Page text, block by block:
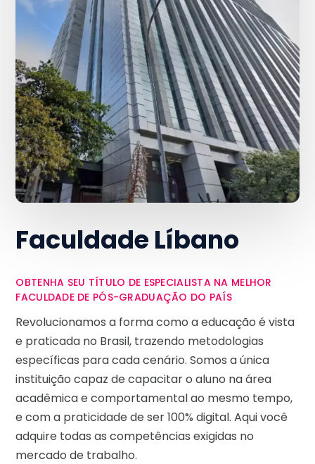
Faculdade Líbano
OBTENHA SEU TÍTULO DE ESPECIALISTA NA MELHOR
FACULDADE DE PÓS-GRADUAÇÃO DO PAÍS
Revolucionamos a forma como a educação é vista
e praticada no Brasil, trazendo metodologias
específicas para cada cenário. Somos a única
instituição capaz de capacitar o aluno na área
acadêmica e comportamental ao mesmo tempo,
e com a praticidade de ser 100% digital. Aqui você
adquire todas as competências exigidas no
mercado de trabalho.